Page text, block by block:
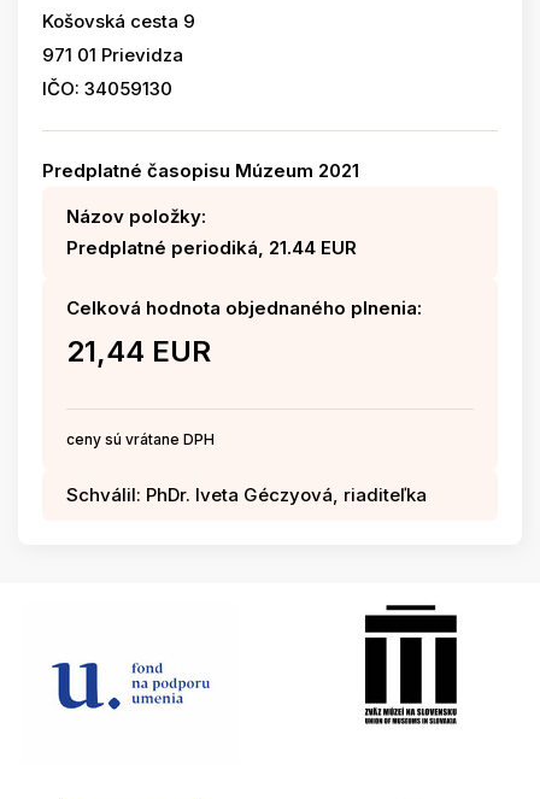
Košovská cesta 9
971 01 Prievidza
IČO: 34059130
Predplatné časopisu Múzeum 2021
Názov položky:
Predplatné periodiká, 21.44 EUR
Celková hodnota objednaného plnenia:
21,44 EUR
ceny sú vrátane DPH
Schválil: PhDr. Iveta Géczyová, riaditeľka